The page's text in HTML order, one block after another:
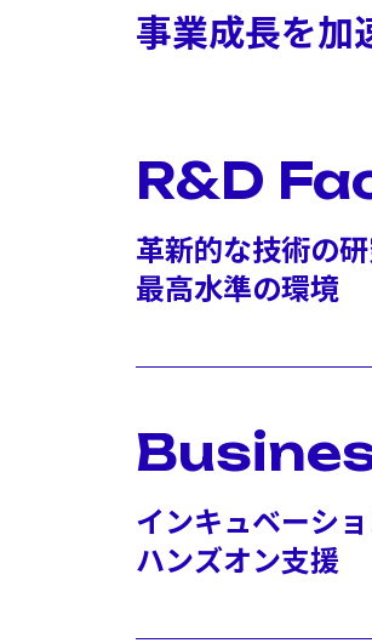
事業成長を加
R&D
革新的な技術の
最高水準の環境
インキュベーシ
ハンズオン支援